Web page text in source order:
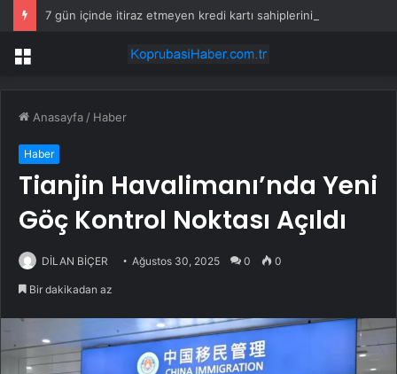
Menü
Anasayfa / Haber
Haber
Tianjin Havalimanı’nda Yeni
Göç Kontrol Noktası Açıldı
DİLAN BİÇER Ağustos 30, 2025 0 0
Bir dakikadan az